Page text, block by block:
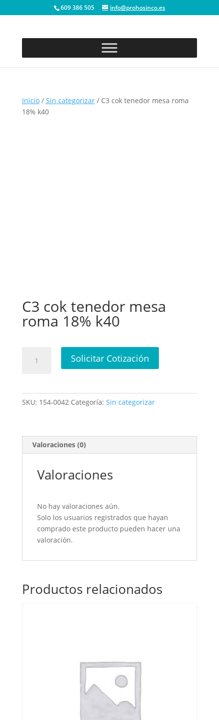
609 386 505 info@prohosinco.es
Inicio/ Sin categorizar/ C3 cok tenedor mesa roma
18% k40
C3 cok tenedor mesa
roma 18% k40
Solicitar Cotización
SKU: 154-0042 Categoría: Sin categorizar
Valoraciones (0)
Valoraciones
No hay valoraciones aún.
Solo los usuarios registrados que hayan
comprado este producto pueden hacer una
valoración.
Productos relacionados